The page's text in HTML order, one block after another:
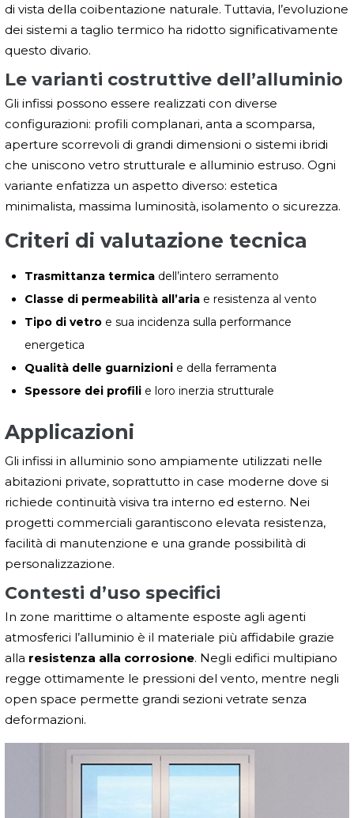
di vista della coibentazione naturale. Tuttavia, l’evoluzione
dei sistemi a taglio termico ha ridotto significativamente
questo divario.
Le varianti costruttive dell’alluminio
Gli infissi possono essere realizzati con diverse
configurazioni: profili complanari, anta a scomparsa,
aperture scorrevoli di grandi dimensioni o sistemi ibridi
che uniscono vetro strutturale e alluminio estruso. Ogni
variante enfatizza un aspetto diverso: estetica
minimalista, massima luminosità, isolamento o sicurezza.
Criteri di valutazione tecnica
Trasmittanza termica dell’intero serramento
Classe di permeabilità all’aria e resistenza al vento
Tipo di vetro e sua incidenza sulla performance
energetica
Qualità delle guarnizioni e della ferramenta
Spessore dei profili e loro inerzia strutturale
Applicazioni
Gli infissi in alluminio sono ampiamente utilizzati nelle
abitazioni private, soprattutto in case moderne dove si
richiede continuità visiva tra interno ed esterno. Nei
progetti commerciali garantiscono elevata resistenza,
facilità di manutenzione e una grande possibilità di
personalizzazione.
Contesti d’uso specifici
In zone marittime o altamente esposte agli agenti
atmosferici l’alluminio è il materiale più affidabile grazie
alla resistenza alla corrosione. Negli edifici multipiano
regge ottimamente le pressioni del vento, mentre negli
open space permette grandi sezioni vetrate senza
deformazioni.